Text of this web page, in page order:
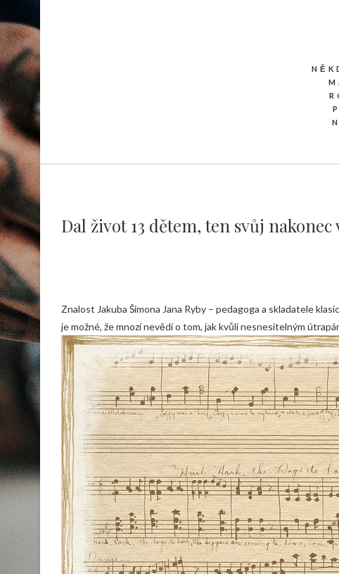
Dal život 13 dětem, ten svůj nakonec
Znalost Jakuba Šimona Jana Ryby – pedagoga a skladatele
je možné, že mnozí nevědí o tom, jak kvůli nesnesitelným